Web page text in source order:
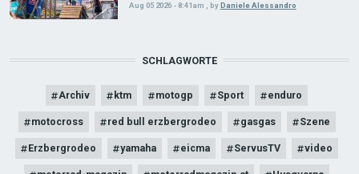
Aug 05 2026 - 8:41am byDaniele Alessandro
SCHLAGWORTE
Archiv ktm motogp Sport enduro
motocross red bull erzbergrodeo gasgas Szene
Erzbergrodeo yamaha eicma ServusTV video